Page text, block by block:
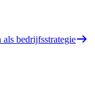
bedrijfsstrategie